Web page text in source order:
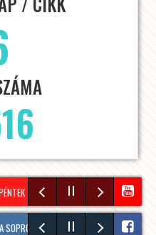
– SOPRON TV KÖZEL 11 000
BORÜNNEP, 20 ÓRAKOR A